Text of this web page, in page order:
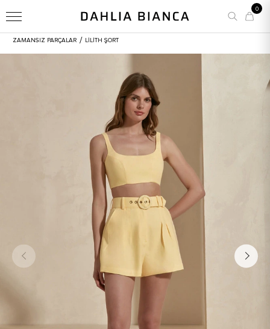
0
ZAMANSIZ PARÇALAR / LILITH ŞORT